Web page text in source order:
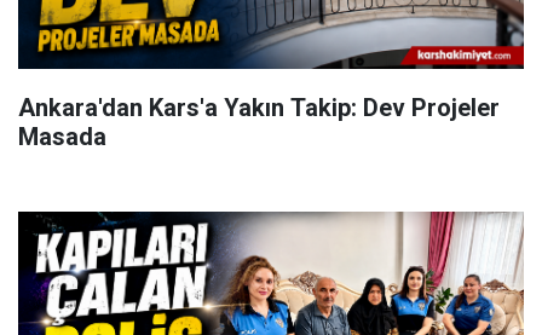
Ankara'dan Kars'a Yakın Takip: Dev Projeler
Masada